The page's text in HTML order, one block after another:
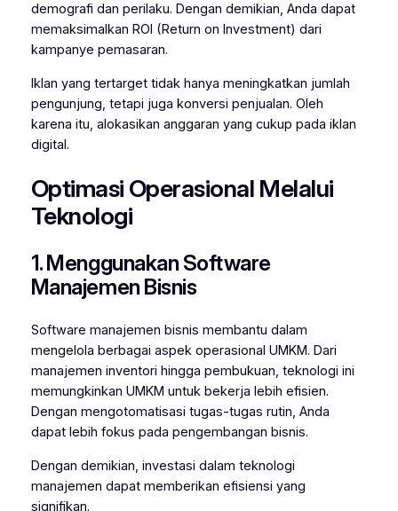
demografi dan perilaku. Dengan demikian, Anda dapat
memaksimalkan ROI (Return on Investment) dari
kampanye pemasaran.
Iklan yang tertarget tidak hanya meningkatkan jumlah
pengunjung, tetapi juga konversi penjualan. Oleh
karena itu, alokasikan anggaran yang cukup pada iklan
digital.
Optimasi Operasional Melalui
Teknologi
1. Menggunakan Software
Manajemen Bisnis
Software manajemen bisnis membantu dalam
mengelola berbagai aspek operasional UMKM. Dari
manajemen inventori hingga pembukuan, teknologi ini
memungkinkan UMKM untuk bekerja lebih efisien.
Dengan mengotomatisasi tugas-tugas rutin, Anda
dapat lebih fokus pada pengembangan bisnis.
Dengan demikian, investasi dalam teknologi
manajemen dapat memberikan efisiensi yang
signifikan.